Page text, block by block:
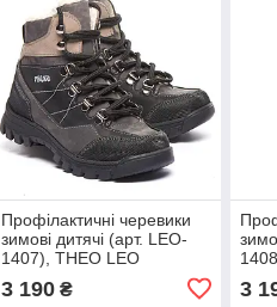
Профілактичні черевики
зимові дитячі (арт. LEO-
1407), THEO LEO
сірий, 27)
3 190₴ 3